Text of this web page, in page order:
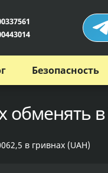
Безопасность
обменять
в гривнах (UAH)